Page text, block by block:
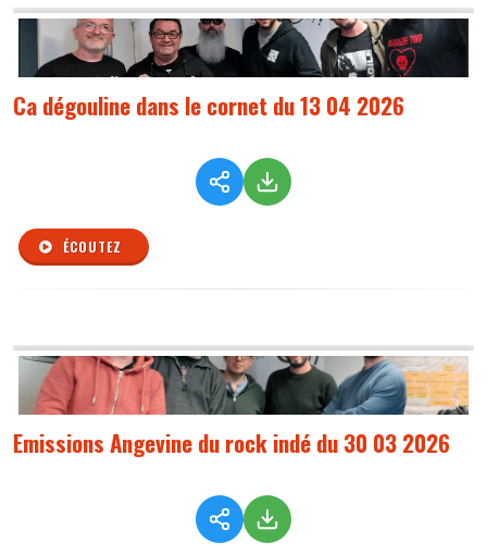
Ca dégouline dans le cornet du 13 04 2026
ÉCOUTEZ
Emissions Angevine du rock indé du 30 03 2026